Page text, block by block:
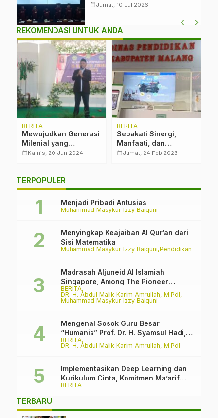
calendar_monthJumat, 10 Jul 2026
REKOMENDASI UNTUK ANDA
BERITA
Mewujudkan Generasi
Milenial yang
Berkarakter,
calendar_monthKamis, 20 Jun 2024
BERITA
Sepakati Sinergi,
Manfaati, dan
Mbarokahi
calendar_monthJumat, 24 Feb 2023
TERPOPULER
Muhammad Masykur Izzy Baiquni
Menjadi Pribadi Antusias
Muhammad Masykur Izzy Baiquni Pendidikan
Menyingkap Keajaiban Al Qur’an dari
Sisi Matematika
BERITA
DR. H. Abdul Malik Karim Amrullah, M.PdI
Muhammad Masykur Izzy Baiquni
Madrasah Aljuneid Al Islamiah
Singapore, Among The Pioneer
Madrasah
BERITA
DR. H. Abdul Malik Karim Amrullah, M.PdI
Mengenal Sosok Guru Besar
“Humanis” Prof. Dr. H. Syamsul Hadi,
M.Pd., M.Ed.
BERITA
Implementasikan Deep Learning dan
Kurikulum Cinta, Komitmen Ma’arif
PCNU Kabupaten Malang Melawan
TERBARU